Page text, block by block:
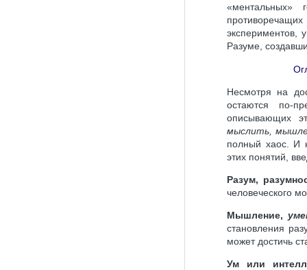
«ментальных»
противоречащих
экспериментов,
Разуме,
Несмотря на
остаются по-
описывающих
мыслить,
полный хаос. И
этих понятий,
Разум,
человеческого
Мышление,
становления
может достичь
Ум или